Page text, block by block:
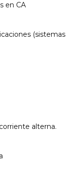
en CA
(sistemas
alterna.